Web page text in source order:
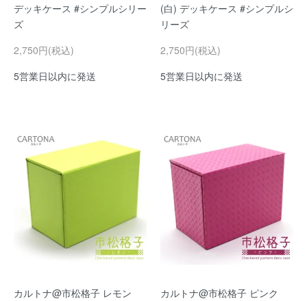
デッキケース #シンプルシリー
ズ
2,750円(税込)
5営業日以内に発送
(白) デッキケース #シンプルシ
リーズ
2,750円(税込)
5営業日以内に発送
カルトナ@市松格子 レモン
カルトナ@市松格子 ピンク